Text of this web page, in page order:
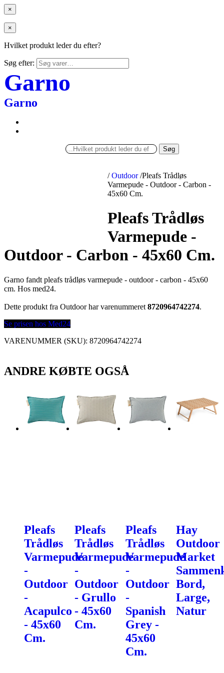
×
×
Hvilket produkt leder du efter?
Søg efter:
Garno
Garno
Søg
/ Outdoor /Pleafs Trådløs
Varmepude - Outdoor - Carbon -
45x60 Cm.
Pleafs Trådløs
Varmepude -
Outdoor - Carbon - 45x60 Cm.
Garno fandt pleafs trådløs varmepude - outdoor - carbon - 45x60
cm. Hos med24.
Dette produkt fra Outdoor har varenummeret 8720964742274.
Se prisen hos Med24
VARENUMMER (SKU): 8720964742274
ANDRE KØBTE OGSÅ
Pleafs
Trådløs
Varmepude
-
Outdoor
-
Acapulco
- 45x60
Cm.
Pleafs
Trådløs
Varmepude
-
Outdoor
- Grullo
- 45x60
Cm.
Pleafs
Trådløs
Varmepude
-
Outdoor
-
Spanish
Grey -
45x60
Cm.
Hay
Outdoor
Market
Bord,
Large,
Natur